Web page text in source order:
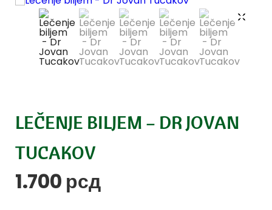
LEČENJE BILJEM – DR JOVAN
TUCAKOV
1.700 рсд